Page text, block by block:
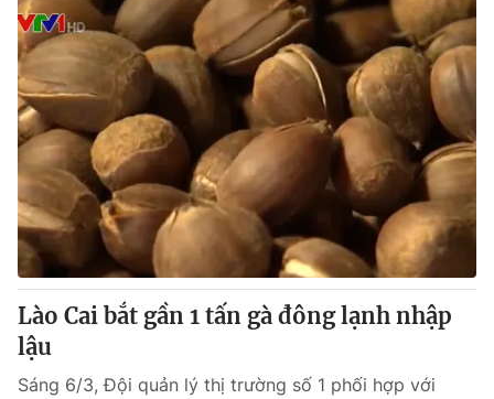
Lào Cai bắt gần 1 tấn gà đông lạnh nhập
lậu
Sáng 6/3, Đội quản lý thị trường số 1 phối hợp với